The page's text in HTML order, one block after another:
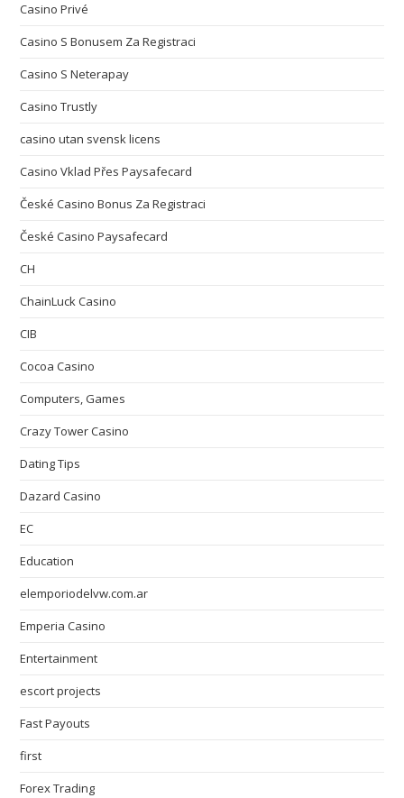
Casino Privé
Casino S Bonusem Za Registraci
Casino S Neterapay
Casino Trustly
casino utan svensk licens
Casino Vklad Přes Paysafecard
České Casino Bonus Za Registraci
České Casino Paysafecard
CH
ChainLuck Casino
CIB
Cocoa Casino
Computers, Games
Crazy Tower Сasino
Dating Tips
Dazard Casino
EC
Education
elemporiodelvw.com.ar
Emperia Casino
Entertainment
escort projects
Fast Payouts
first
Forex Trading